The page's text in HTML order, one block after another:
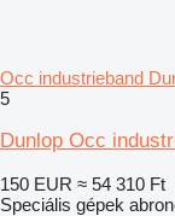
Occ industrieband
5
Dunlop Occ
150 EUR ≈ 54 310 Ft
Speciális gépek